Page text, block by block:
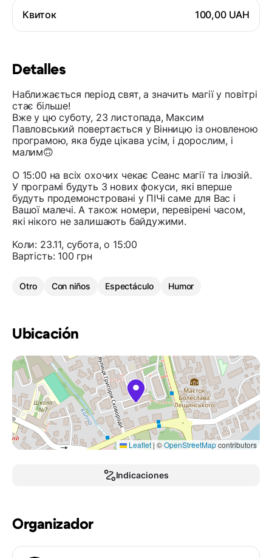
Квиток 100,00 UAH
Detalles
Наближається період свят, а значить магії у повітрі
стає більше!
Вже у цю суботу, 23 листопада, Максим
Павловський повертається у Вінницю із оновленою
програмою, яка буде цікава усім, і дорослим, і
малим🙃
О 15:00 на всіх охочих чекає Сеанс магії та ілюзій.
У програмі будуть 3 нових фокуси, які вперше
будуть продемонстровані у ПІЧі саме для Вас і
Вашої малечі. А також номери, перевірені часом,
які нікого не залишають байдужими.
Коли: 23.11, субота, о 15:00
Вартість: 100 грн
Otro Con niños Espectáculo Humor
Ubicación
Leaflet | ©OpenStreetMapcontributors
Indicaciones
Organizador